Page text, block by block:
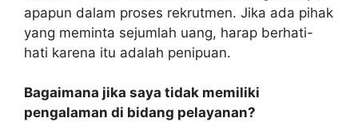
apapun dalam proses rekrutmen. Jika ada pihak
yang meminta sejumlah uang, harap berhati-
hati karena itu adalah penipuan.
Bagaimana jika saya tidak memiliki
pengalaman di bidang pelayanan?